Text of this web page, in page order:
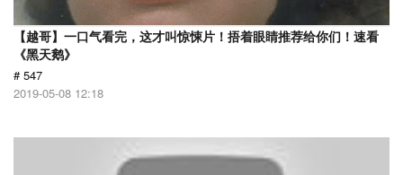
【越哥】一口气看完，这才叫惊悚片！捂着眼睛推荐给你们！速看
《黑天鹅》
# 547
2019-05-08 12:18